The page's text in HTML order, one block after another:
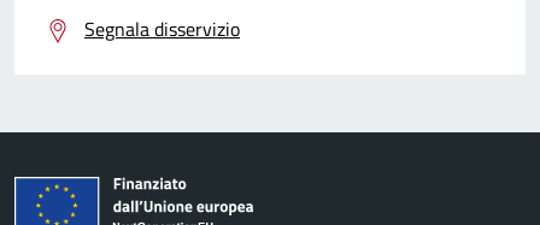
Segnala disservizio